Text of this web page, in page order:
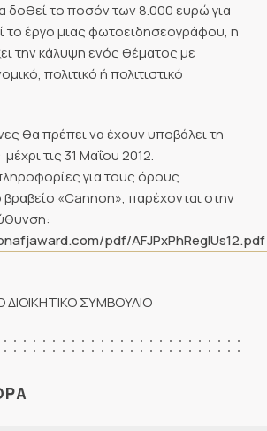
δοθεί το ποσόν των 8.000 ευρώ για
το έργο μιας φωτοειδησεογράφου, η
την κάλυψη ενός θέματος με
πολιτικό ή πολιτιστικό
θα πρέπει να έχουν υποβάλει τη
τις 31 Μαΐου 2012.
για τους όρους
«Cannon», παρέχονται στην
pdf/AFJPxPhReglUs12.pdf
ΔΙΟΙΚΗΤΙΚΟ ΣΥΜΒΟΥΛΙΟ